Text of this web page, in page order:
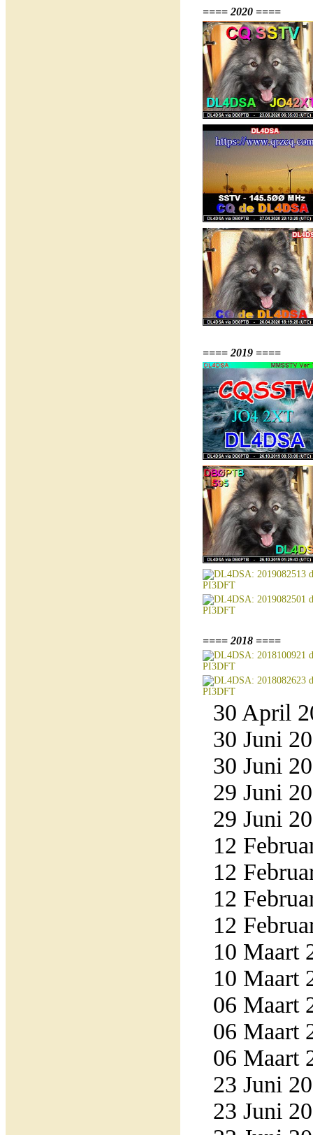
==== 2020 ====
==== 2019 ====
==== 2018 ====
30 April
30 Juni
30 Juni
29 Juni
29 Juni
12
12
12
12
10 Maart
10 Maart
06 Maart
06 Maart
06 Maart
23 Juni
23 Juni